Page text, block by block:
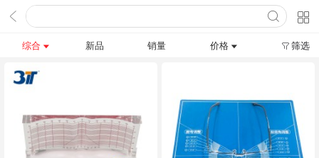
综合 新品 销量 价格 筛选